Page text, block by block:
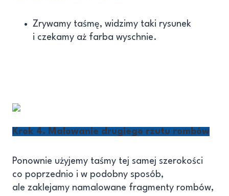
Zrywamy taśmę, widzimy taki rysunek
i czekamy aż farba wyschnie.
Krok 4. Malowanie drugiego rzutu rombów
Ponownie użyjemy taśmy tej samej szerokości
co poprzednio i w podobny sposób,
ale zaklejamy namalowane fragmenty rombów,